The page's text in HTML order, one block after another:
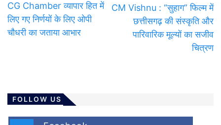
CG Chamber व्यापार हित में
लिए गए निर्णयों के लिए ओपी
चौधरी का जताया आभार
CM Vishnu : “सुहाग” फिल्म में
छत्तीसगढ़ की संस्कृति और
पारिवारिक मूल्यों का सजीव
चित्रण
FOLLOW US